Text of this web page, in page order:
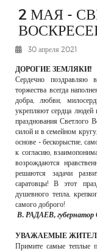
К СВЕДЕНИЮ
КОНКУРСЫ
ФОТОРЕПОРТАЖИ
РЕКЛАМОДАТЕЛЯМ
ОБЪЯВЛЕНИЯ
КОНТАКТЫ
2 МАЯ -
30 апреля 2021
ДОРОГИЕ ЗЕМЛЯКИ!
Сердечно поздравляю
торжества всегда
добра, любви,
укрепляют сердца людей
празднования Светлого
силой и в семейном
основе - бескорыстие,
к согласию,
возрождаются
решаются задачи
саратовцы! В этот
душевного тепла,
самого доброго!
В. РАДАЕВ, губернатор
УВАЖАЕМЫЕ
Примите самые теплые